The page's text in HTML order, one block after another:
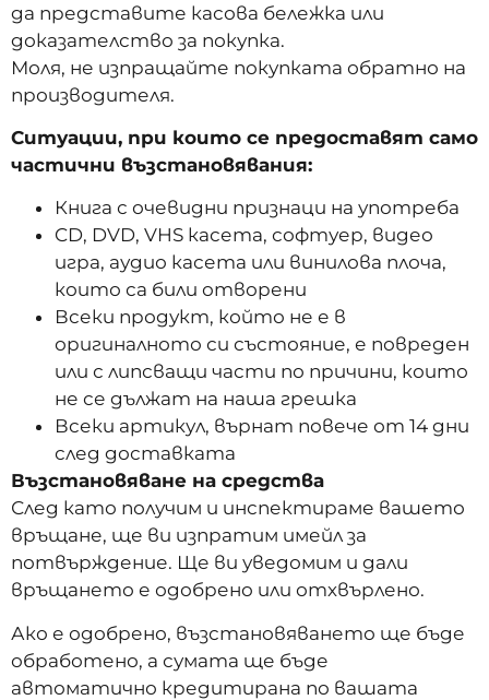
да представите касова бележка или
доказателство за покупка.
Моля, не изпращайте покупката обратно на
производителя.
Ситуации, при които се предоставят само
частични възстановявания:
Книга с очевидни признаци на употреба
CD, DVD, VHS касета, софтуер, видео
игра, аудио касета или винилова плоча,
които са били отворени
Всеки продукт, който не е в
оригиналното си състояние, е повреден
или с липсващи части по причини, които
не се дължат на наша грешка
Всеки артикул, върнат повече от 14 дни
след доставката
Възстановяване на средства
След като получим и инспектираме вашето
връщане, ще ви изпратим имейл за
потвърждение. Ще ви уведомим и дали
връщането е одобрено или отхвърлено.
Ако е одобрено, възстановяването ще бъде
обработено, а сумата ще бъде
автоматично кредитирана по вашата